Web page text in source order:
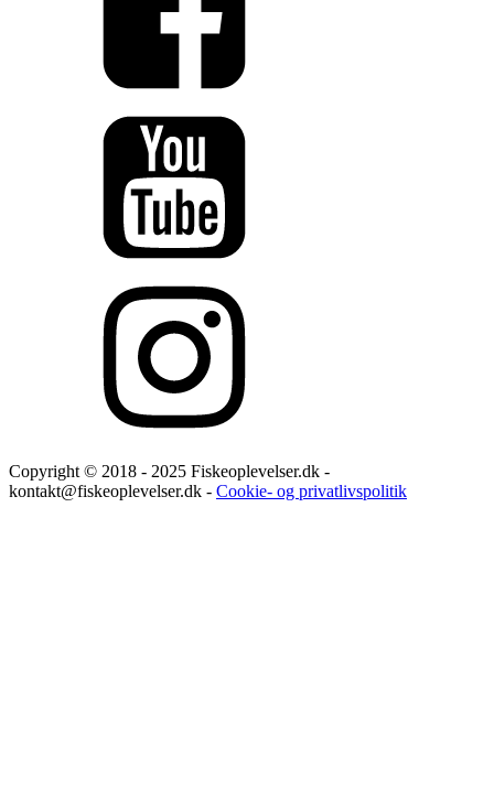
Copyright © 2018 - 2025 Fiskeoplevelser.dk -
kontakt@fiskeoplevelser.dk - Cookie- og privatlivspolitik